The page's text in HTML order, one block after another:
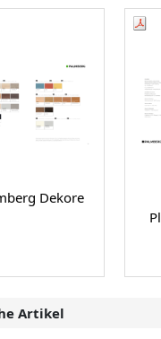
Dekore
Artikel